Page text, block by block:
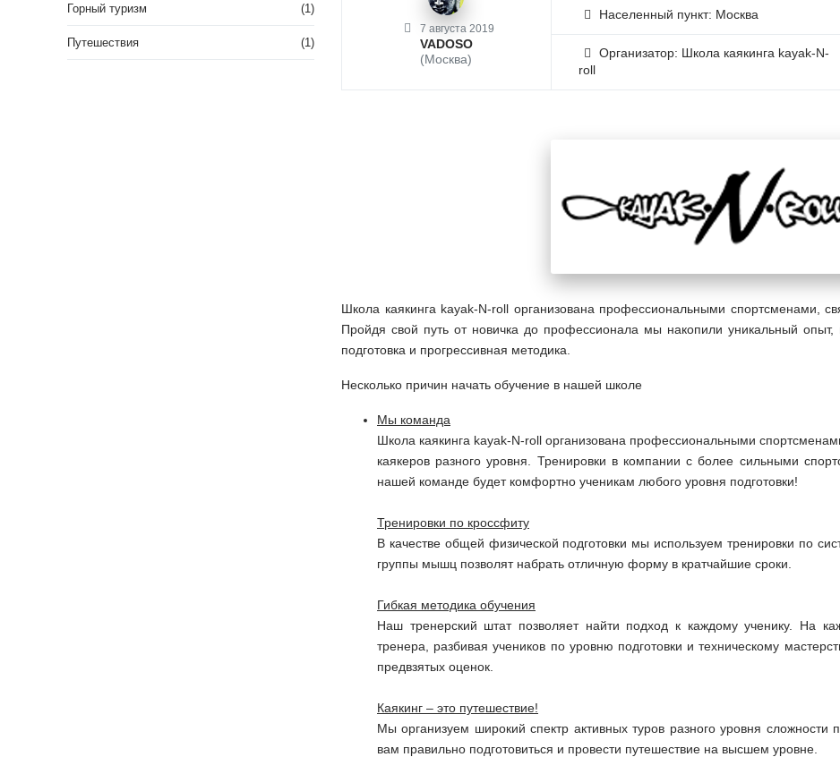
Горный туризм (1)
Путешествия (1)
7 августа 2019
VADOSO
(Москва)
Населенный пункт: Москва
Организатор: Школа каякинга kayak-N-
roll
Школа каякинга kayak-N-roll организована профессиональными спортсменами,
Пройдя свой путь от новичка до профессионала мы накопили уникальный опыт,
подготовка и прогрессивная методика.
Несколько причин начать обучение в нашей школе
Мы команда
Школа каякинга kayak-N-roll организована профессиональными
каякеров разного уровня. Тренировки в компании с более сильными
нашей команде будет комфортно ученикам любого уровня подготовки!
Тренировки по кроссфиту
В качестве общей физической подготовки мы используем тренировки по
группы мышц позволят набрать отличную форму в кратчайшие сроки.
Гибкая методика обучения
Наш тренерский штат позволяет найти подход к каждому ученику. На
тренера, разбивая учеников по уровню подготовки и техническому
предвзятых оценок.
Каякинг – это путешествие!
Мы организуем широкий спектр активных туров разного уровня
вам правильно подготовиться и провести путешествие на высшем уровне.